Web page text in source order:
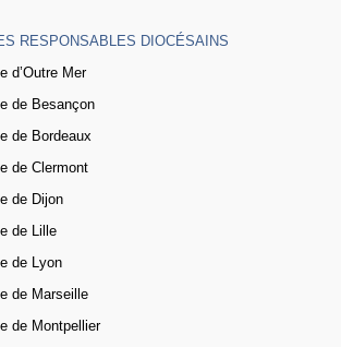
RESPONSABLES DIOCÉSAINS
d’Outre Mer
de Besançon
de Bordeaux
de Clermont
de Dijon
de Lille
de Lyon
de Marseille
de Montpellier